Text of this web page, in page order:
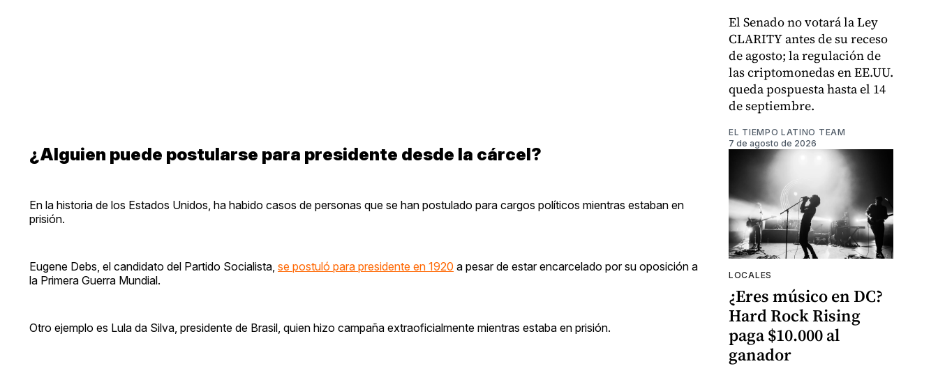
¿Alguien puede postularse para presidente desde la cárcel?
En la historia de los Estados Unidos, ha habido casos de personas que se han postulado para cargos políticos mientras estaban en
prisión.
Eugene Debs, el candidato del Partido Socialista, se postuló para presidente en 1920 a pesar de estar encarcelado por su oposición a
la Primera Guerra Mundial.
Otro ejemplo es Lula da Silva, presidente de Brasil, quien hizo campaña extraoficialmente mientras estaba en prisión.
El Senado no votará la Ley
CLARITY antes de su receso
de agosto; la regulación de
las criptomonedas en EE.UU.
queda pospuesta hasta el 14
de septiembre.
EL TIEMPO LATINO TEAM
7 de agosto de 2026
LOCALES
¿Eres músico en DC?
Hard Rock Rising
paga $10.000 al
ganador